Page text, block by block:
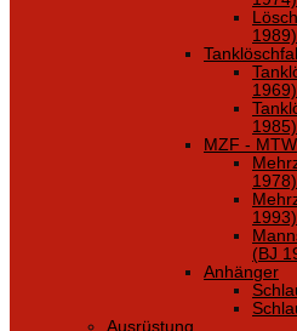
1989)
1969)
1985)
MZF - MTW
1978)
1993)
(BJ
Anhänger
Ausrüstung